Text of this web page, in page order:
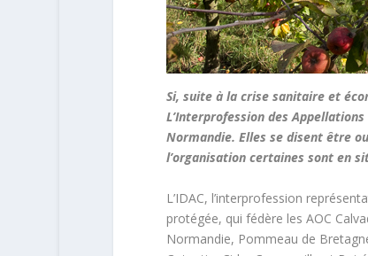
Si, suite à la crise sanitaire et
L’Interprofession des
Normandie. Elles se disent être
l’organisation certaines sont en
L’IDAC, l’interprofession
protégée, qui fédère les AOC
Normandie, Pommeau de